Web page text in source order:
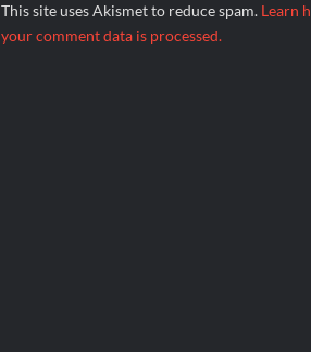
This site uses Akismet to reduce spam. Learn
your comment data is processed.